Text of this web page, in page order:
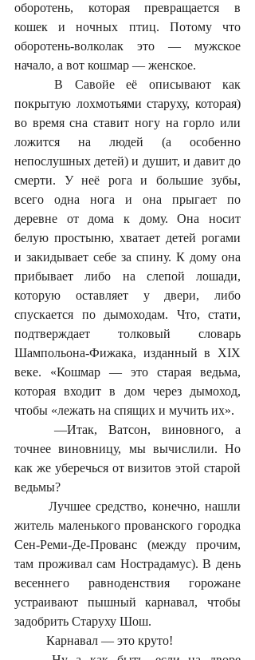
оборотень, которая превращается в
кошек и ночных птиц. Потому что
оборотень-волколак это — мужское
начало, а вот кошмар — женское.
	В Савойе её описывают как
покрытую лохмотьями старуху, которая)
во время сна ставит ногу на горло или
ложится на людей (а особенно
непослушных детей) и душит, и давит до
смерти. У неё рога и большие зубы,
всего одна нога и она прыгает по
деревне от дома к дому. Она носит
белую простыню, хватает детей рогами
и закидывает себе за спину. К дому она
прибывает либо на слепой лошади,
которую оставляет у двери, либо
спускается по дымоходам. Что, стати,
подтверждает толковый словарь
Шампольона-Фижака, изданный в XIX
веке. «Кошмар — это старая ведьма,
которая входит в дом через дымоход,
чтобы «лежать на спящих и мучить их».
точнее виновницу, мы вычислили. Но
как же уберечься от визитов этой старой
ведьмы?
житель маленького прованского городка
Сен-Реми-Де-Прованс (между прочим,
там проживал сам Нострадамус). В день
весеннего равноденствия горожане
устраивают пышный карнавал, чтобы
задобрить Старуху Шош.
	Карнавал — это круто!